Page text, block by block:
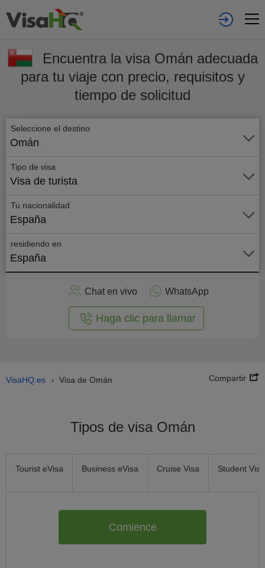
Encuentra la visa Omán adecuada
para tu viaje con precio, requisitos y
tiempo de solicitud
Seleccione el destino
Omán
Tipo de visa
Visa de turista
Tu nacionalidad
España
residiendo en
España
Chat en vivo WhatsApp
Haga clic para llamar
VisaHQ.es › Visa de Omán Compartir
Tipos de visa Omán
Tourist eVisa Business eVisa Cruise Visa Student Visa
Comience